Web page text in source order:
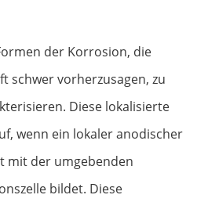
der Korrosion, die
schwer vorherzusagen, zu
Diese lokalisierte
wenn ein lokaler anodischer
mit der umgebenden
bildet. Diese